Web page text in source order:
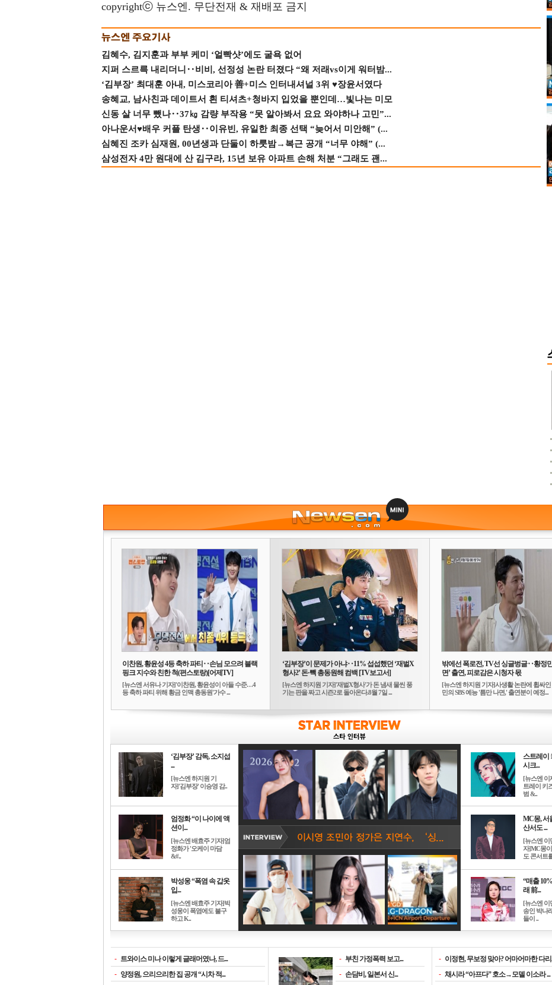
copyrightⓒ 뉴스엔. 무단전재 & 재배포 금지
김혜수, 김지훈과 부부 케미 ‘얼빡샷’에도 굴욕 없어
지퍼 스르륵 내리더니‥비비, 선정성 논란 터졌다 “왜 저래vs이게 워터밤...
‘김부장’ 최대훈 아내, 미스코리아 善+미스 인터내셔널 3위 ♥장윤서였다
송혜교, 남사친과 데이트서 흰 티셔츠+청바지 입었을 뿐인데…빛나는 미모
신동 살 너무 뺐나‥37㎏ 감량 부작용 “못 알아봐서 요요 와야하나 고민”...
아나운서♥배우 커플 탄생‥이유빈, 유일한 최종 선택 “늦어서 미안해” (...
심혜진 조카 심재원, 00년생과 단둘이 하룻밤→복근 공개 “너무 야해” (...
삼성전자 4만 원대에 산 김구라, 15년 보유 아파트 손해 처분 “그래도 괜...
이찬원, 황윤성 4등 축하 파티‥손님 모으려 블랙
핑크 지수와 친한 척(편스토랑)[어제TV]
[뉴스엔 서유나 기자]'이찬원, 황윤성이 아들 수준…4
등 축하 파티 위해 황금 인맥 총동원'가수 ...
‘김부장’이 문제가 아냐‥11% 섭섭했던 ‘재벌X
형사2’ 돈·빽 총동원해 컴백 [TV보고서]
[뉴스엔 하지원 기자]'재벌X형사'가 돈 냄새 물씬 풍
기는 판을 짜고 시즌2로 돌아온다.8월 7일 ...
밖에선 폭로전, TV선 싱글벙글‥황정
면’ 출연, 피로감은 시청자 몫
[뉴스엔 하지원 기자]사생활 논란에 휩싸인
민의 SBS 예능 '틈만 나면,' 출연분이 예정...
‘김부장’ 감독, 소지섭
...
[뉴스엔 하지원 기
자]'김부장' 이승영 감..
엄정화 “이 나이에 액
션이...
[뉴스엔 배효주 기자]엄
정화가 '오케이 마담
&#..
박성웅 “폭염 속 갑옷
입...
[뉴스엔 배효주 기자]박
성웅이 폭염에도 불구
하고 K..
스트레이
시크...
[뉴스엔 이
트레이 키
범 &..
MC몽, 서
산서도 ...
[뉴스엔 이
자]MC몽
도 콘서트
“매출
래 前...
[뉴스엔 이
송인 박나
들이 ..
- 트와이스 미나 이렇게 글래머였나, 드...
- 양정원, 으리으리한 집 공개 “시차 적...
- 부친 가정폭력 보고...
- 손담비, 일본서 신...
- 이정현, 무보정 맞아? 어마어마한 다리
- 채시라 “아프다” 호소→모델 이소라 ...